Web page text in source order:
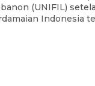
(UNIFIL)
Indonesia
2026 11:37 WIB